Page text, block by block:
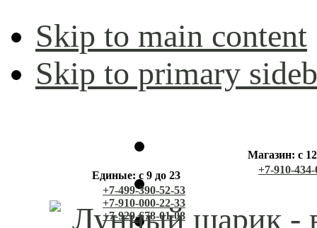
Skip to main content
Skip to primary
Единые: с 9 до 23
+7-499-390-52-53
+7-910-000-22-33
+7-929-678-01-08
Магазин: с
+7-910-